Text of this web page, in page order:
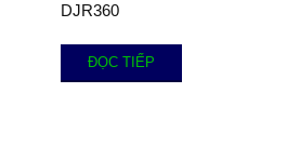
DJR360
ĐỌC TIẾP